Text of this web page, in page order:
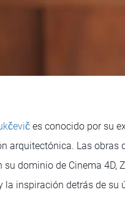
es conocido por su
arquitectónica. Las obras
su dominio de Cinema 4D,
la inspiración detrás de su